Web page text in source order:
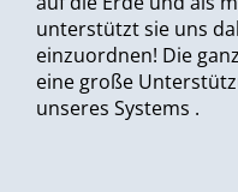
unterstützt sie uns
einzuordnen! Die
eine große
unseres Systems .